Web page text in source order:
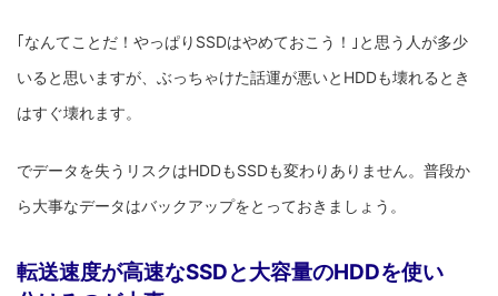
｢なんてことだ！やっぱりSSDはやめておこう！｣と思う人が多少
いると思いますが、ぶっちゃけた話運が悪いとHDDも壊れるとき
はすぐ壊れます。
でデータを失うリスクはHDDもSSDも変わりありません。普段か
ら大事なデータはバックアップをとっておきましょう。
転送速度が高速なSSDと大容量のHDDを使い